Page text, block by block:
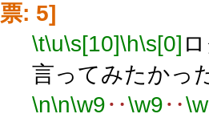
票: 5]
\t\u\s[10]\h\s[0]
言ってみたかっ
\n\n\w9‥\w9‥